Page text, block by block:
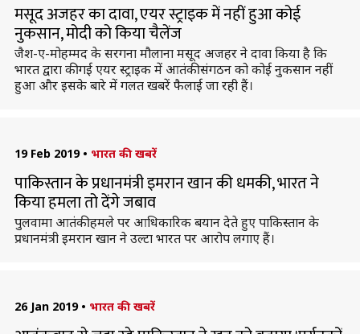
मसूद अजहर का दावा, एयर स्ट्राइक में नहीं हुआ कोई
नुकसान, मोदी को किया चैलेंज
जैश-ए-मोहम्मद के सरगना मौलाना मसूद अजहर ने दावा किया है कि
भारत द्वारा की गई एयर स्ट्राइक में आतंकी संगठन को कोई नुकसान नहीं
हुआ और इसके बारे में गलत खबरें फैलाई जा रही हैं।
19 Feb 2019 • भारत की खबरें
पाकिस्तान के प्रधानमंत्री इमरान खान की धमकी, भारत ने
किया हमला तो देंगे जबाव
पुलवामा आतंकी हमले पर आधिकारिक बयान देते हुए पाकिस्तान के
प्रधानमंत्री इमरान खान ने उल्टा भारत पर आरोप लगाए हैं।
26 Jan 2019 • भारत की खबरें